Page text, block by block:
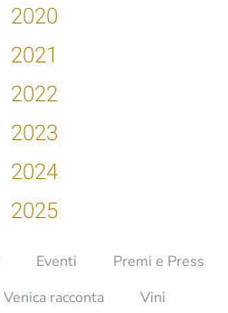
2020
2021
2022
2023
2024
2025
Eventi
Premi e Press
Venica racconta
Vini